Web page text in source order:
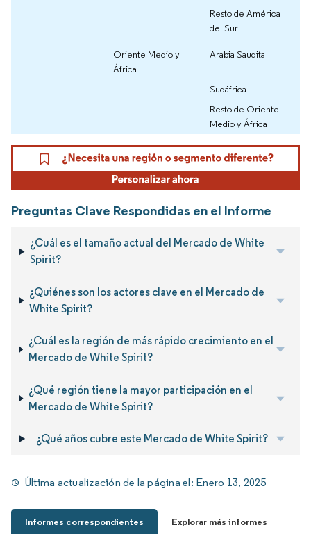
Resto de América
del Sur
Oriente Medio y
África
Arabia Saudita
Sudáfrica
Resto de Oriente
Medio y África
Preguntas Clave Respondidas en el Informe
¿Cuál es el tamaño actual del Mercado de White
Spirit?
¿Quiénes son los actores clave en el Mercado de
White Spirit?
¿Cuál es la región de más rápido crecimiento en el
Mercado de White Spirit?
¿Qué región tiene la mayor participación en el
Mercado de White Spirit?
¿Qué años cubre este Mercado de White Spirit?
Última actualización de la página el: Enero 13, 2025
Informes correspondientes Explorar más informes